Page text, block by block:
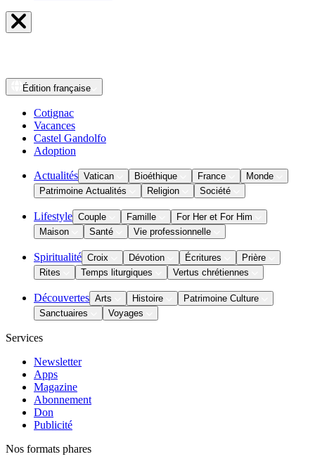
Édition française
Cotignac
Vacances
Castel Gandolfo
Adoption
Actualités Vatican Bioéthique France
Monde
Patrimoine Actualités
Religion Société
Lifestyle Couple Famille
For Her et For Him
Maison
Santé Vie professionnelle
Spiritualité Croix Dévotion Écritures
Prière
Rites
Temps liturgiques Vertus chrétiennes
Découvertes Arts Histoire
Patrimoine Culture
Sanctuaires
Voyages
Services
Newsletter
Apps
Magazine
Abonnement
Don
Publicité
Nos formats phares